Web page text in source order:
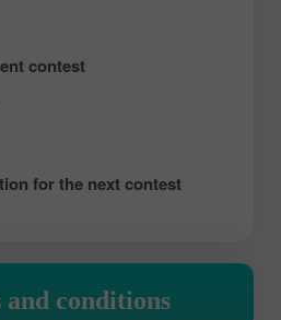
contest
for the next contest
and conditions